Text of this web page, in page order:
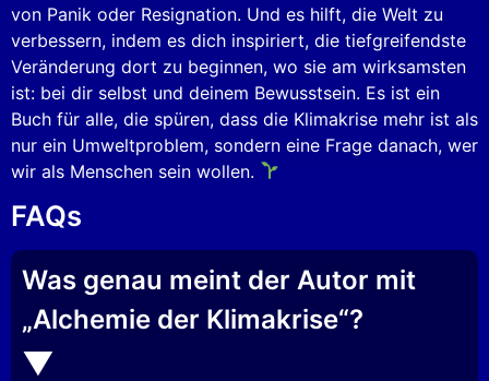
von Panik oder Resignation. Und es hilft, die Welt zu
verbessern, indem es dich inspiriert, die tiefgreifendste
Veränderung dort zu beginnen, wo sie am wirksamsten
ist: bei dir selbst und deinem Bewusstsein. Es ist ein
Buch für alle, die spüren, dass die Klimakrise mehr ist als
nur ein Umweltproblem, sondern eine Frage danach, wer
wir als Menschen sein wollen.
FAQs
Was genau meint der Autor mit
„Alchemie der Klimakrise“?